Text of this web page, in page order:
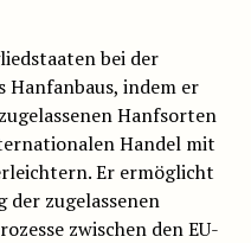
bei der
indem er
Hanfsorten
Handel mit
Er ermöglicht
zugelassenen
zwischen den EU-